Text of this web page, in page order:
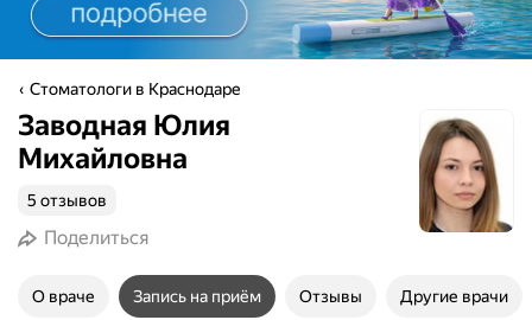
Стоматологи в Краснодаре
Заводная Юлия
Михайловна
5 отзывов
Поделиться
О враче Запись на приём Отзывы Другие врачи